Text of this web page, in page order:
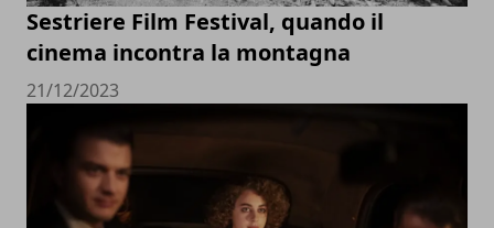
Sestriere Film Festival, quando il
cinema incontra la montagna
21/12/2023